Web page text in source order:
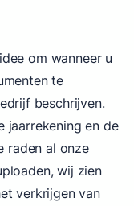
om wanneer u
te
beschrijven.
jaarrekening en de
raden al onze
wij zien
verkrijgen van